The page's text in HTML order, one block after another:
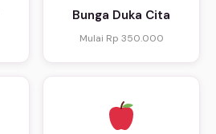
Bunga Duka Cita
Mulai Rp 350.000